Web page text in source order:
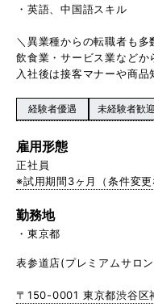
・英語、中国語スキル
＼異業種からの転職者も多
飲食業・サービス業などか
入社後は接客マナーや商品
経験者優遇 未経験者歓迎
雇用形態
正社員
※試用期間3ヶ月（条件変更
勤務地
東京都
表参道店(プレミアムサロ
〒150-0001 東京都渋谷区